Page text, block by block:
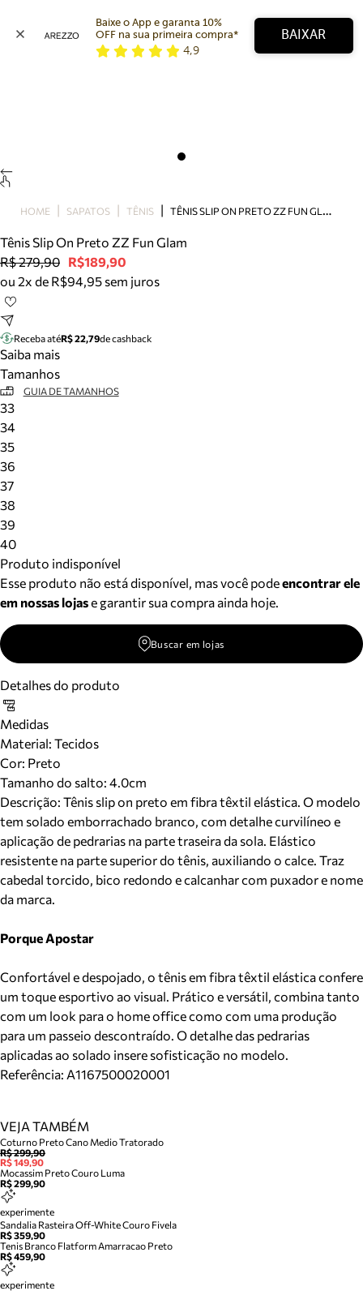
Bolsa
Tamanco
Tênis
Mule
Tire dúvidas sobre pedidos, devoluções e mais.
Meus pedidos
Acompanhe seus pedidos e solicite devoluções.
Baixe o App e garanta 10%
OFF na sua primeira compra*
4,9
BAIXAR
HOME SAPATOS TÊNIS T
ÊNIS SLIP ON PRETO ZZ FUN GLAM
Tênis Slip On Preto ZZ Fun Glam
R$ 279,90 R$189,90
ou 2x de R$94,95 sem juros
Receba atéR$ 22,79de cashback
Saiba mais
Tamanhos
GUIA DE TAMANHOS
33
34
35
36
37
38
39
40
Produto indisponível
Esse produto não está disponível, mas você podeencontrar ele
em nossas lojase garantir sua compra ainda hoje.
Buscar em lojas
Detalhes do produto
Medidas
Material: Tecidos
Cor: Preto
Tamanho do salto: 4.0cm
Descrição: Tênis slip on preto em fibra têxtil elástica. O modelo
tem solado emborrachado branco, com detalhe curvilíneo e
aplicação de pedrarias na parte traseira da sola. Elástico
resistente na parte superior do tênis, auxiliando o calce. Traz
cabedal torcido, bico redondo e calcanhar com puxador e nome
da marca.
Porque Apostar
Confortável e despojado, o tênis em fibra têxtil elástica confere
um toque esportivo ao visual. Prático e versátil, combina tanto
com um look para o home office como com uma produção
para um passeio descontraído. O detalhe das pedrarias
aplicadas ao solado insere sofisticação no modelo.
Referência: A1167500020001
VEJA TAMBÉM
Coturno Preto Cano Medio Tratorado
R$ 299,90
R$ 149,90
Mocassim Preto Couro Luma
R$ 299,90
experimente
Sandalia Rasteira Off-White Couro Fivela
R$ 359,90
Tenis Branco Flatform Amarracao Preto
R$ 459,90
experimente